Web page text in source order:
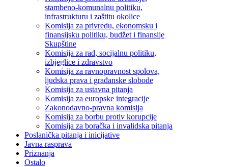
stambeno-komunalnu politiku,
infrastrukturu i zaštitu okolice
Komisija za privredu, ekonomsku i
finansijsku politiku, budžet i finansije
Skupštine
Komisija za rad, socijalnu politiku,
izbjeglice i zdravstvo
Komisija za ravnopravnost spolova,
ljudska prava i građanske slobode
Komisija za ustavna pitanja
Komisija za europske integracije
Zakonodavno-pravna komisija
Komisija za borbu protiv korupcije
Komisija za boračka i invalidska pitanja
Poslanička pitanja i inicijative
Javna rasprava
Priznanja
Ostalo